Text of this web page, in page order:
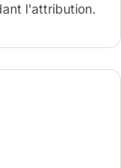
l'attribution.